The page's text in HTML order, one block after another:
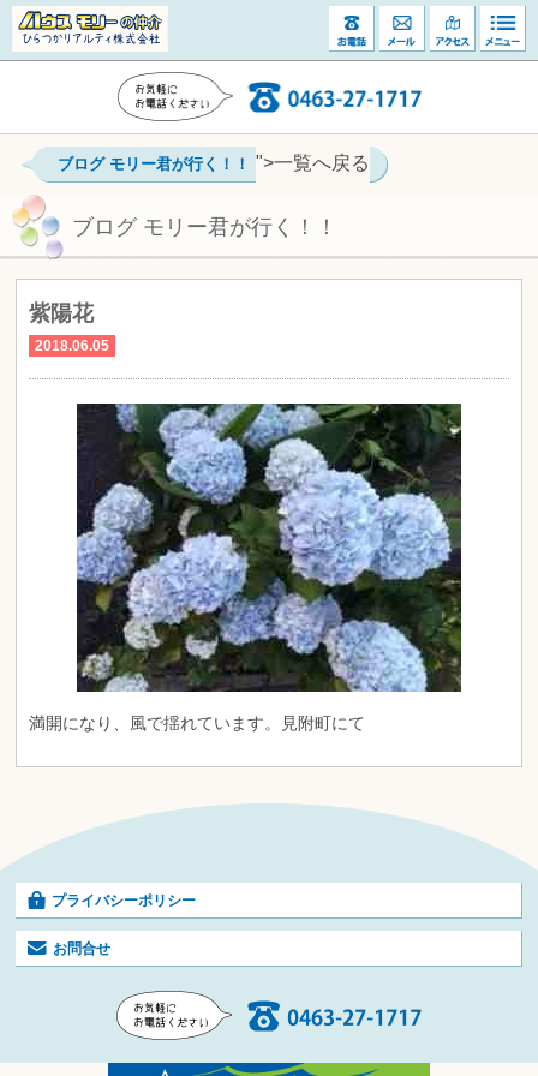
ブログ モリー君が行く！！ ">一覧へ戻る
ブログ モリー君が行く！！
紫陽花
2018.06.05
満開になり、風で揺れています。見附町にて
プライバシーポリシー
お問合せ